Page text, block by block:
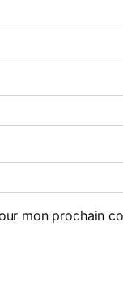
mon prochain